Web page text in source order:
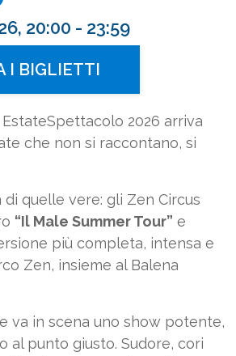
20:00 - 23:59
I BIGLIETTI
2026 arriva
che non si raccontano, si
di quelle vere: gli Zen Circus
“Il Male Summer Tour” e
più completa, intensa e
Zen, insieme al Balena
va in scena uno show potente,
al punto giusto. Sudore, cori